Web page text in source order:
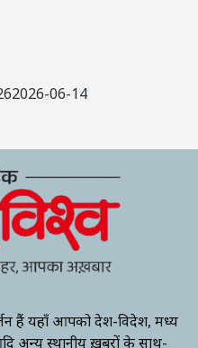
06-14
हैं यहाँ आपको देश-विदेश, मध्य
अन्य स्थानीय ख़बरों के साथ-